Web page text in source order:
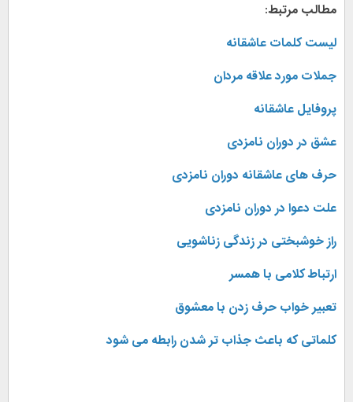
مطالب مرتبط:
لیست کلمات عاشقانه
جملات مورد علاقه مردان
پروفایل عاشقانه
عشق در دوران نامزدی
حرف های عاشقانه دوران نامزدی
علت دعوا در دوران نامزدی
راز خوشبختی در زندگی زناشویی
ارتباط کلامی با همسر
تعبیر خواب حرف زدن با معشوق
کلماتی که باعث جذاب تر شدن رابطه می شود